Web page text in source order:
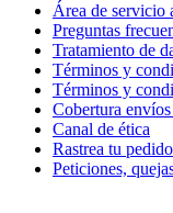
Área de servicio
Preguntas
Tratamiento de
Términos y
Términos y
Cobertura
Canal de ética
Rastrea tu pedido
Peticiones,